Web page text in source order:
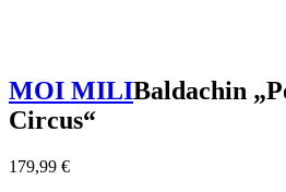
MOI MILIBaldachin
Circus“
179,99 €